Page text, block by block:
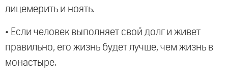
лицемерить и ноять.
• Если человек выполняет свой долг и живет
правильно, его жизнь будет лучше, чем жизнь в
монастыре.